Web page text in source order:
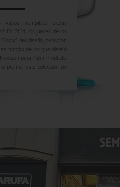
vasos irrompibles piezas
En 2014, los jueces de los
del diseño, pensaron
trataba de los que diseñó
para Palm Products.
premio, esta colección de